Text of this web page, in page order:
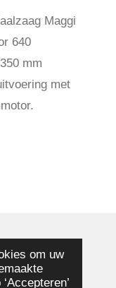
om uw
Maggi
640
mm
met